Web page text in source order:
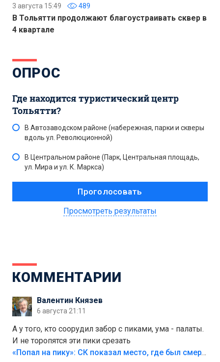
3 августа 15:49 489
В Тольятти продолжают благоустраивать сквер в
4 квартале
ОПРОС
Где находится туристический центр
Тольятти?
В Автозаводском районе (набережная, парки и скверы
вдоль ул. Революционной)
В Центральном районе (Парк, Центральная площадь,
ул. Мира и ул. К. Маркса)
Просмотреть результаты
КОММЕНТАРИИ
Валентин Князев
6 августа 21:11
А у того, кто соорудил забор с пиками, ума - палаты.
И не торопятся эти пики срезать
«Попал на пику»: СК показал место, где был смертельно травмирован ребенок в Тольятти